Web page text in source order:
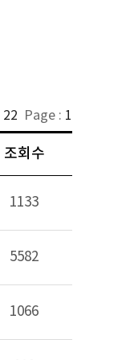
22 Page : 1
조회수
1133
5582
1066